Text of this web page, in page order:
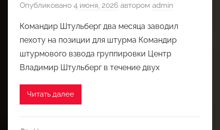
Опубликовано 4 июня, 2026 автором admin
Командир Штульберг два месяца заводил
пехоту на позиции для штурма Командир
штурмового взвода группировки Центр
Владимир Штульберг в течение двух
Читать далее